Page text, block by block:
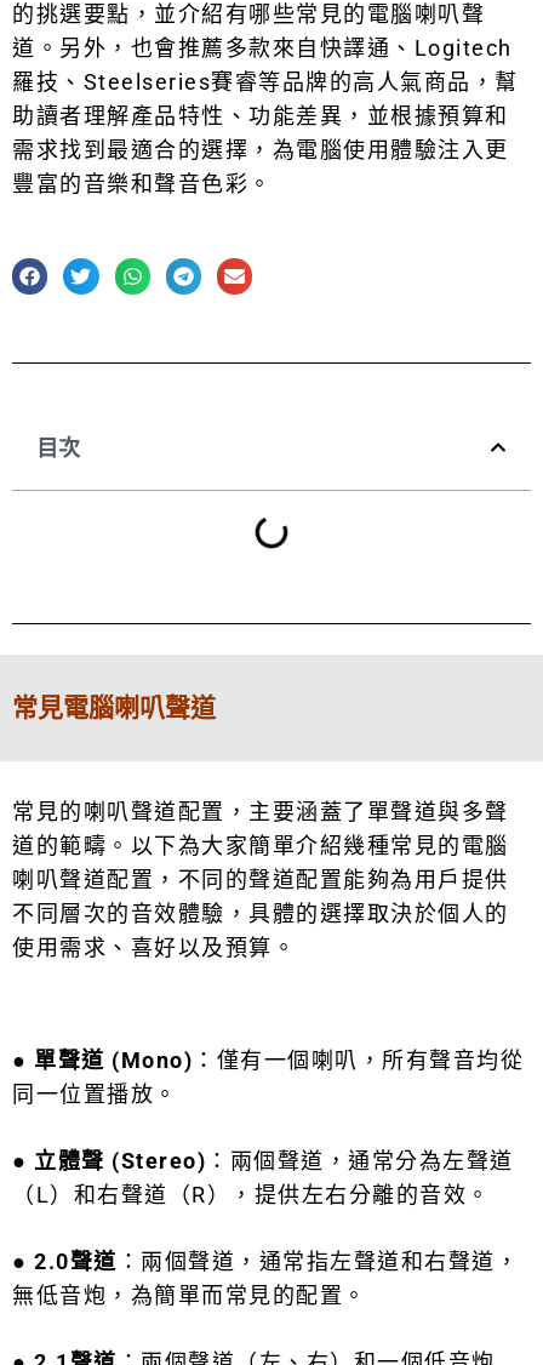
的挑選要點，並介紹有哪些常見的電腦喇叭聲
道。另外，也會推薦多款來自快譯通、Logitech
羅技、Steelseries賽睿等品牌的高人氣商品，幫
助讀者理解產品特性、功能差異，並根據預算和
需求找到最適合的選擇，為電腦使用體驗注入更
豐富的音樂和聲音色彩。
目次
常見電腦喇叭聲道
常見的喇叭聲道配置，主要涵蓋了單聲道與多聲
道的範疇。以下為大家簡單介紹幾種常見的電腦
喇叭聲道配置， 不 同的聲道配置能夠為用戶提供
不同層次的音效體驗 ，具體的選擇取決於個人的
使用需求、喜好以及預算。
● 單聲道 (Mono) ：僅有一個喇叭，所有聲音均從
同一位置播放。
● 立體聲 (Stereo) ：兩個聲道，通常分為左聲道
（L）和右聲道（R），提供左右分離的音效。
● 2.0聲道 ：兩個聲道，通常指左聲道和右聲道，
無低音炮，為簡單而常見的配置。